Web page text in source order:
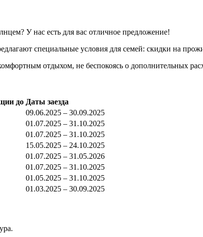
У нас есть для вас отличное предложение!
специальные условия для семей: скидки на
отдыхом, не беспокоясь о дополнительных
до Даты заезда
09.06.2025 – 30.09.2025
01.07.2025 – 31.10.2025
01.07.2025 – 31.10.2025
15.05.2025 – 24.10.2025
01.07.2025 – 31.05.2026
01.07.2025 – 31.10.2025
01.05.2025 – 31.10.2025
01.03.2025 – 30.09.2025